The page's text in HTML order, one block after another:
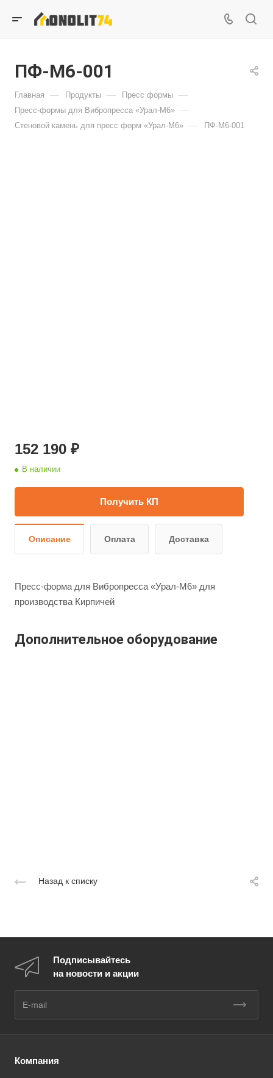
ПФ-М6-001
Главная — Продукты — Пресс формы —
Пресс-формы для Вибропресса «Урал-М6» —
Стеновой камень для пресс форм «Урал-М6» — ПФ-М6-001
152 190 ₽
В наличии
Получить КП
Описание Оплата Доставка
Пресс-форма для Вибропресса «Урал-М6» для
производства Кирпичей
Дополнительное оборудование
Назад к списку
Подписывайтесь
на новости и акции
Компания